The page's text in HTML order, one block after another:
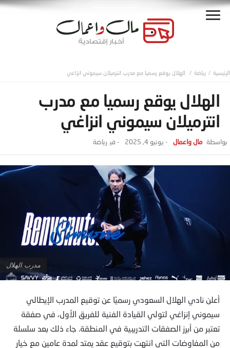
رياضة الهلال يوقع رسميا مع مدرب انترميلان سيموني انزاغي
الهلال يوقع رسميا مع مدرب
انترميلان سيموني انزاغي
مال واعمال - يونيو 4, 2025 - ‎في رياضة
مدرب الهلال
أعلن نادي الهلال السعودي رسميًا عن توقيع المدرب الإيطالي
سيموني إنزاغي لتولي القيادة الفنية للفريق الأول، في صفقة
تعتبر من أبرز الصفقات التدريبية في المنطقة. جاء ذلك بعد سلسلة
من المفاوضات التي انتهت بتوقيع عقد يمتد لمدة عامين مع خيار